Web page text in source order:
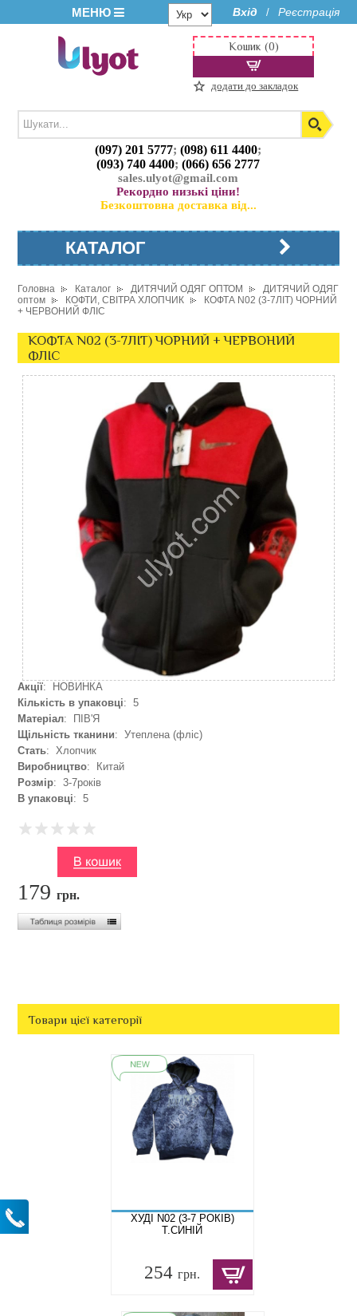
МЕНЮ Вхід / Реєстрація
(097) 201 5777;(098) 611 4400;
(093) 740 4400;(066) 656 2777
sales.ulyot@gmail.com
Рекордно низькі ціни!
Безкоштовна доставка від...
Кошик (0)
додати до закладок
КАТАЛОГ
Головна Каталог ДИТЯЧИЙ ОДЯГ ОПТОМ
ДИТЯЧИЙ ОДЯГ
оптом
КОФТИ, СВІТРА ХЛОПЧИК
КОФТА N02 (3-7ЛІТ) ЧОРНИЙ
+ ЧЕРВОНИЙ ФЛІС
КОФТА N02 (3-7ЛІТ) ЧОРНИЙ + ЧЕРВОНИЙ
ФЛІС
Акції: НОВИНКА
Кількість в упаковці: 5
Матеріал: ПІВ'Я
Щільність тканини: Утеплена (фліс)
Стать: Хлопчик
Виробництво: Китай
Розмір: 3-7років
В упаковці: 5
179грн.
Товари цієї категорії
ХУДІ N02 (3-7 РОКІВ)
Т.СИНІЙ
254 грн.